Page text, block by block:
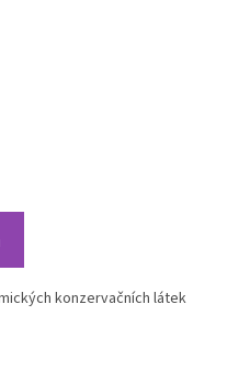
konzervačních látek